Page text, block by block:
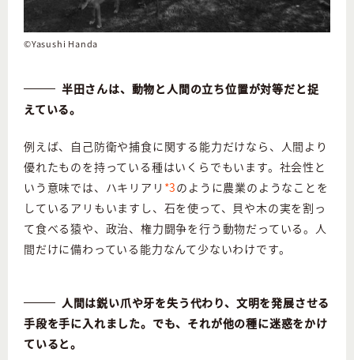
©Yasushi Handa
半田さんは、動物と人間の立ち位置が対等だと捉
えている。
例えば、自己防衛や捕食に関する能力だけなら、人間より
優れたものを持っている種はいくらでもいます。社会性と
いう意味では、ハキリアリ *3のように農業のようなことを
しているアリもいますし、石を使って、貝や木の実を割っ
て食べる猿や、政治、権力闘争を行う動物だっている。人
間だけに備わっている能力なんて少ないわけです。
人間は鋭い爪や牙を失う代わり、文明を発展させる
手段を手に入れました。でも、それが他の種に迷惑をかけ
ていると。